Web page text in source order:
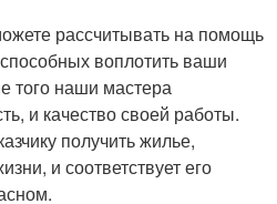
рассчитывать на помощь
воплотить ваши
того наши мастера
и качество своей работы.
получить жилье,
и соответствует его